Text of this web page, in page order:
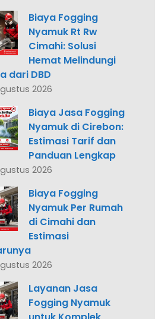
Biaya Fogging
Nyamuk Rt Rw
Cimahi: Solusi
Hemat Melindungi
dari DBD
2026
Biaya Jasa Fogging
Nyamuk di Cirebon:
Estimasi Tarif dan
Panduan Lengkap
2026
Biaya Fogging
Nyamuk Per Rumah
di Cimahi dan
Estimasi
2026
Layanan Jasa
Fogging Nyamuk